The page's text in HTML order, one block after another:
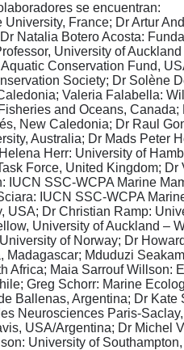
se encuentran:
University, France; Dr Artur
Natalia Botero Acosta:
University of
Conservation Fund,
Society; Dr Solène
Valeria Falabella:
and Oceans,
New Caledonia; Dr Raul
Australia; Dr Mads Peter
Herr: University of
Force, United Kingdom;
IUCN SSC-WCPA Marine
IUCN SSC-WCPA
USA; Dr Christian Ramp:
University of Auckland –
of Norway; Dr
Madagascar; Mduduzi
Africa; Maia Sarrouf Willson:
Greg Schorr: Marine
Ballenas, Argentina; Dr
Neurosciences Paris-
USA/Argentina; Dr Michel
University of